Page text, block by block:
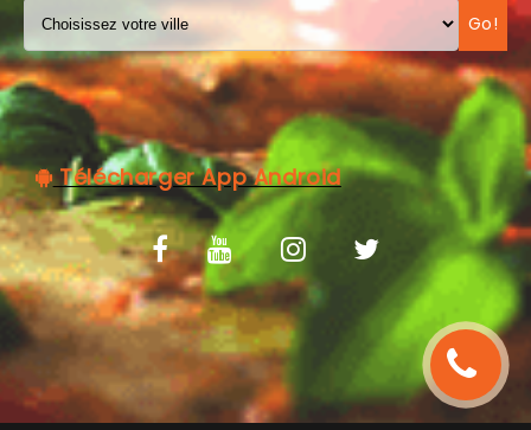
Go!
Télécharger App Android